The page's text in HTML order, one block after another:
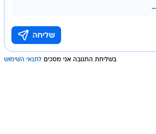
בשליחת התגובה אני מסכים לתנאי השימוש